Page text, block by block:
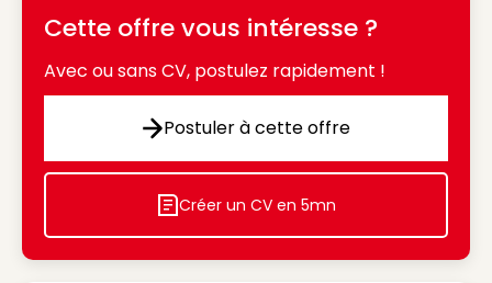
Cette offre vous intéresse ?
Avec ou sans CV, postulez rapidement !
Postuler à cette offre
Postuler à cette offre
Icon decorative
Créer un CV en 5mn